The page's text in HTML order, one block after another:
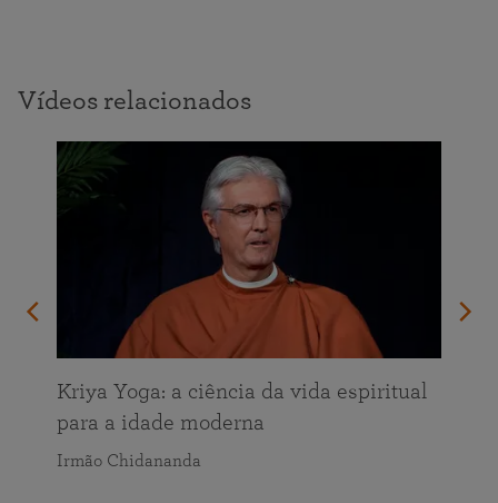
Vídeos relacionados
Kriya Yoga: a ciência da vida espiritual
para a idade moderna
Irmão Chidananda